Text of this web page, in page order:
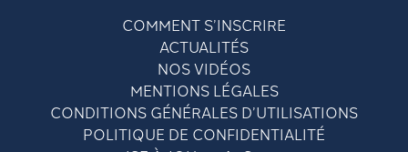
COMMENT S’INSCRIRE
ACTUALITÉS
NOS VIDÉOS
MENTIONS LÉGALES
CONDITIONS GÉNÉRALES D’UTILISATIONS
POLITIQUE DE CONFIDENTIALITÉ